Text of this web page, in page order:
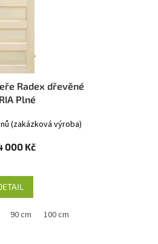
Radex dřevěné
Plné
(zakázková výroba)
000 Kč
90 cm 100 cm